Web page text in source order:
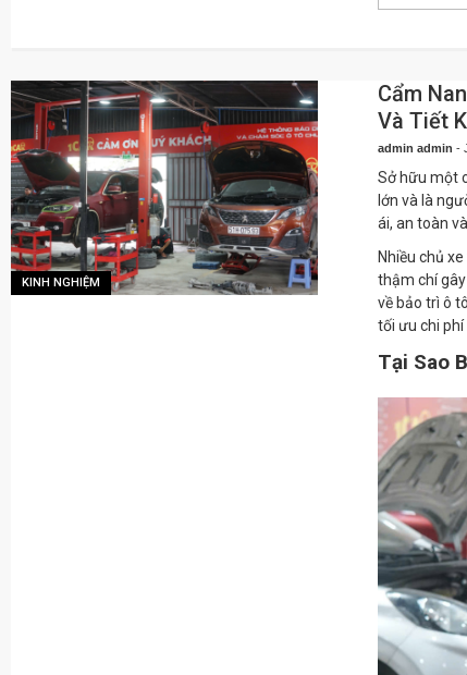
KINH NGHIỆM
Cẩm
Và Tiết
admin admin -
Sở hữu một
lớn và là
ái, an toàn
Nhiều chủ
thậm chí gây
về bảo trì ô
tối ưu chi phí
Tại Sao